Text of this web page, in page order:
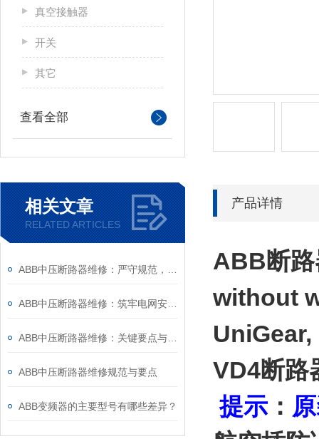
真空接触器
开关
其它
查看全部
相关文章
RELATED ARTICLES
ABB中压断路器维修规范与要点
ABB变频器的主要型号有哪些差异？
产品详情
ABB断
without
VD4断
提示：